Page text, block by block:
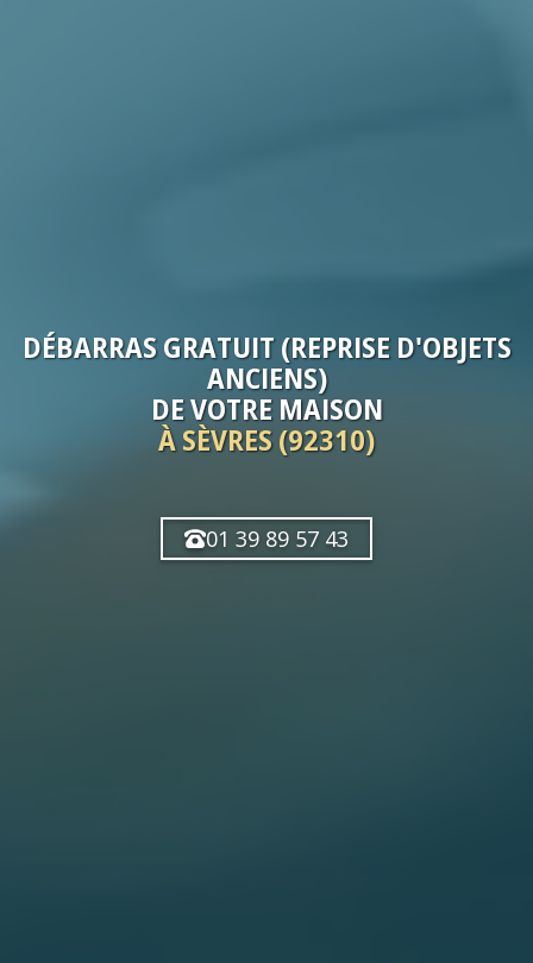
DÉBARRASGRATUIT (REPRISE D'OBJETS
ANCIENS)
DE VOTREMAISON
À SÈVRES (92310)
01 39 89 57 43